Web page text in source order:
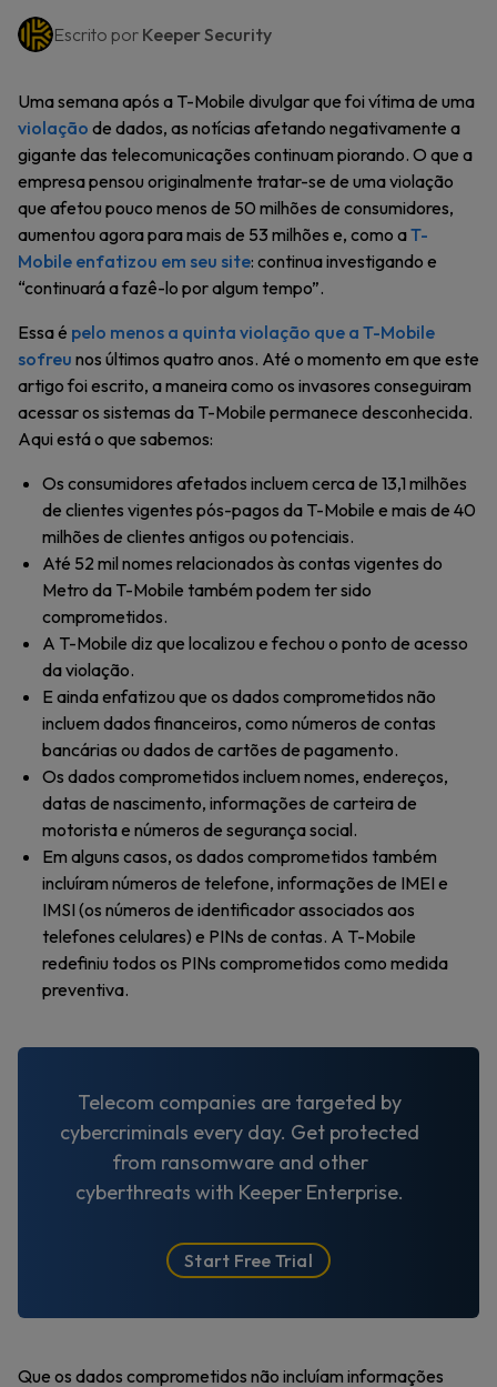
Escrito por Keeper Security
Uma semana após a T-Mobile divulgar que foi vítima de uma
violação de dados, as notícias afetando negativamente a
gigante das telecomunicações continuam piorando. O que a
empresa pensou originalmente tratar-se de uma violação
que afetou pouco menos de 50 milhões de consumidores,
aumentou agora para mais de 53 milhões e, como aT-
Mobile enfatizou em seu site: continua investigando e
“continuará a fazê-lo por algum tempo”.
Essa é pelo menos a quinta violação que a T-Mobile
sofreu nos últimos quatro anos. Até o momento em que este
artigo foi escrito, a maneira como os invasores conseguiram
acessar os sistemas da T-Mobile permanece desconhecida.
Aqui está o que sabemos:
Os consumidores afetados incluem cerca de 13,1 milhões
de clientes vigentes pós-pagos da T-Mobile e mais de 40
milhões de clientes antigos ou potenciais.
Até 52 mil nomes relacionados às contas vigentes do
Metro da T-Mobile também podem ter sido
comprometidos.
A T-Mobile diz que localizou e fechou o ponto de acesso
da violação.
E ainda enfatizou que os dados comprometidos não
incluem dados financeiros, como números de contas
bancárias ou dados de cartões de pagamento.
Os dados comprometidos incluem nomes, endereços,
datas de nascimento, informações de carteira de
motorista e números de segurança social.
Em alguns casos, os dados comprometidos também
incluíram números de telefone, informações de IMEI e
IMSI (os números de identificador associados aos
telefones celulares) e PINs de contas. A T-Mobile
redefiniu todos os PINs comprometidos como medida
preventiva.
Telecom companies are targeted by
cybercriminals every day. Get protected
from ransomware and other
cyberthreats with Keeper Enterprise.
Start Free Trial
Que os dados comprometidos não incluíam informações